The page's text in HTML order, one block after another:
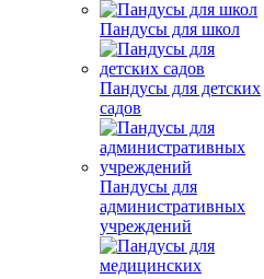
Пандусы для школ
Пандусы для детских
садов
Пандусы для
административных
учреждений